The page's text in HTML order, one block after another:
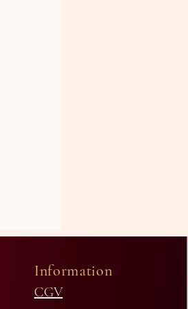
Information
CGV